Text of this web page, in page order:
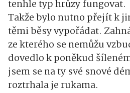
tenhle typ hrůzy fungovat.
Takže bylo nutno přejít k
těmi běsy vypořádat.
ze kterého se nemůžu
dovedlo k poněkud
jsem se na ty své snové
roztrhala je rukama.